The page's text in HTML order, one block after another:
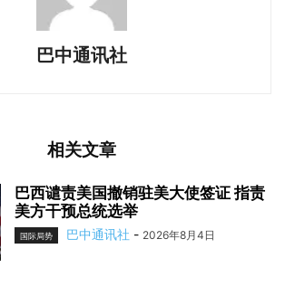
巴中通讯社
相关文章
巴西谴责美国撤销驻美大使签证 指责
美方干预总统选举
国际局势 巴中通讯社 - 2026年8月4日